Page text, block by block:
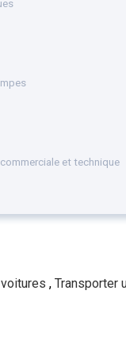
et technique
, Transporter